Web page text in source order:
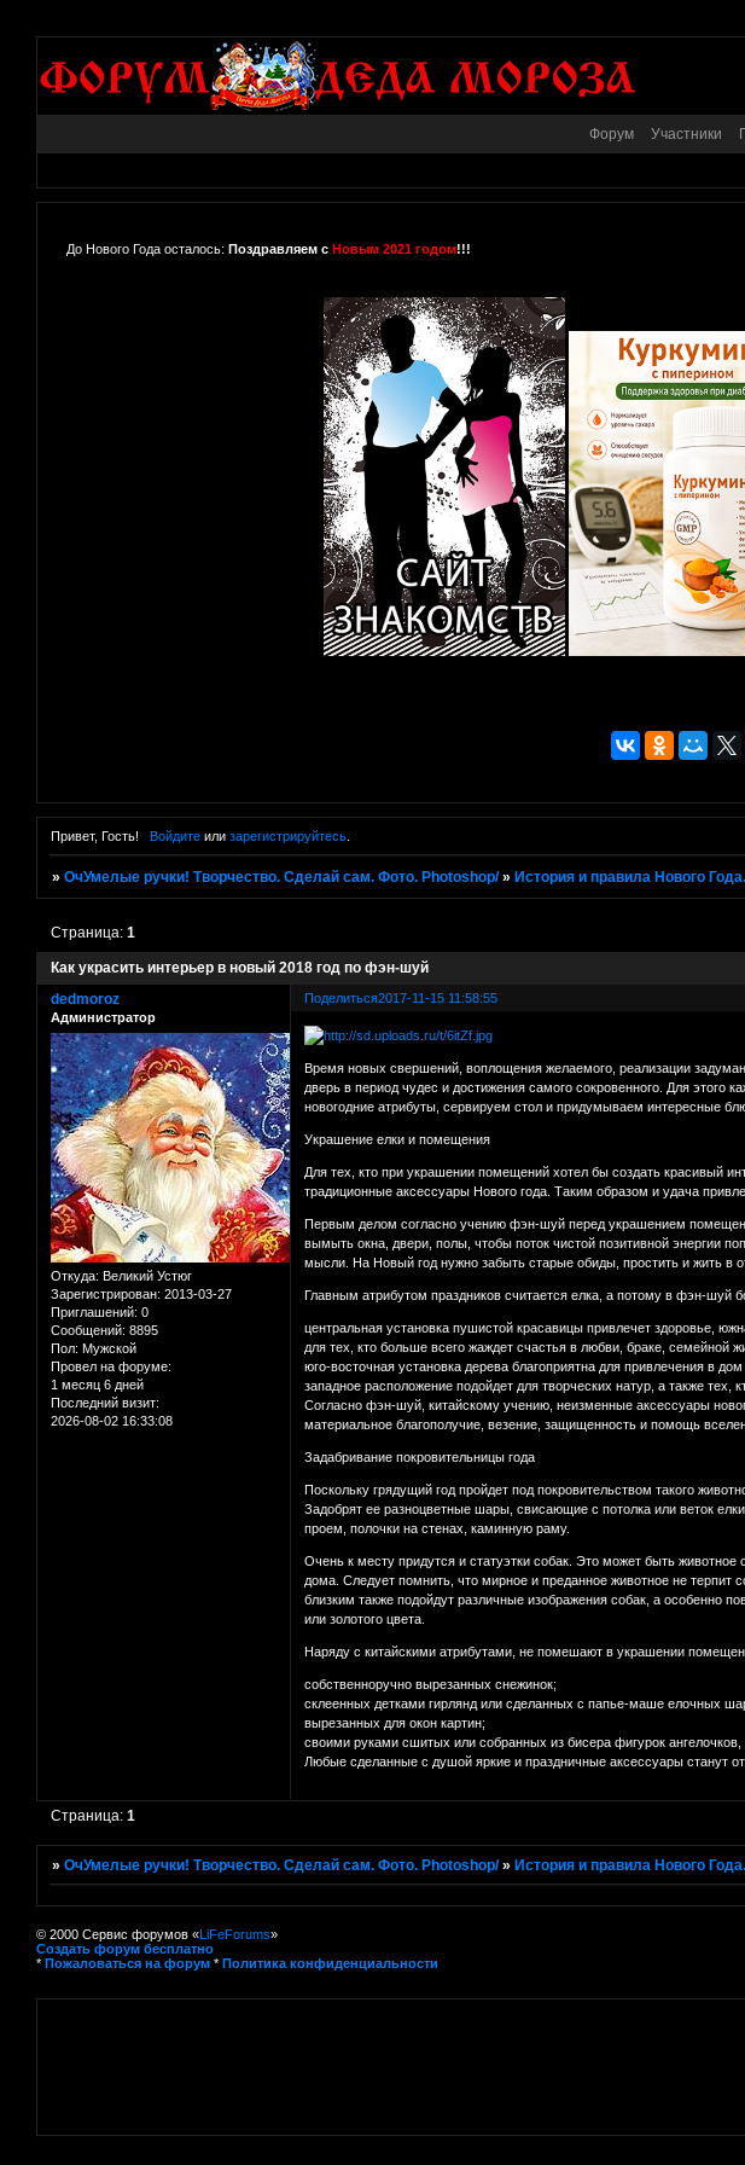
Форум Участники
До Нового Года осталось: Поздравляем с Новым 2021 годом!!!
Привет, Гость! Войдитеили зарегистрируйтесь.
»ОчУмелые ручки! Творчество. Сделай сам. Фото. Photoshop/ » История и правила Нового
Как украсить интерьер в новый 2018 год по фэн-шуй
Страница:1
Поделиться2017-11-15 11:58:55
dedmoroz
Администратор
Откуда: Великий Устюг
Зарегистрирован: 2013-03-27
Приглашений: 0
Сообщений: 8895
Пол: Мужской
Провел на форуме:
1 месяц 6 дней
Последний визит:
2026-08-02 16:33:08
Время новых свершений, воплощения желаемого, реализации
дверь в период чудес и достижения самого сокровенного. Для
новогодние атрибуты, сервируем стол и придумываем интересные
Украшение елки и помещения
Для тех, кто при украшении помещений хотел бы создать красивый
традиционные аксессуары Нового года. Таким образом и удача
Первым делом согласно учению фэн-шуй перед украшением
вымыть окна, двери, полы, чтобы поток чистой позитивной энергии
мысли. На Новый год нужно забыть старые обиды, простить и жить в
Главным атрибутом праздников считается елка, а потому в фэн-
центральная установка пушистой красавицы привлечет здоровье,
для тех, кто больше всего жаждет счастья в любви, браке, семейной
юго-восточная установка дерева благоприятна для привлечения в
западное расположение подойдет для творческих натур, а также тех,
Согласно фэн-шуй, китайскому учению, неизменные аксессуары
материальное благополучие, везение, защищенность и помощь
Задабривание покровительницы года
Поскольку грядущий год пройдет под покровительством такого
Задобрят ее разноцветные шары, свисающие с потолка или веток
проем, полочки на стенах, каминную раму.
Очень к месту придутся и статуэтки собак. Это может быть
дома. Следует помнить, что мирное и преданное животное не
близким также подойдут различные изображения собак, а особенно
или золотого цвета.
Наряду с китайскими атрибутами, не помешают в украшении
собственноручно вырезанных снежинок;
склеенных детками гирлянд или сделанных с папье-маше елочных
вырезанных для окон картин;
своими руками сшитых или собранных из бисера фигурок
Любые сделанные с душой яркие и праздничные аксессуары станут
Страница:1
»ОчУмелые ручки! Творчество. Сделай сам. Фото. Photoshop/ » История и правила Нового
© 2000 Сервис форумов «LiFeForums»
Создать форум бесплатно
* Пожаловаться на форум * Политика конфиденциальности